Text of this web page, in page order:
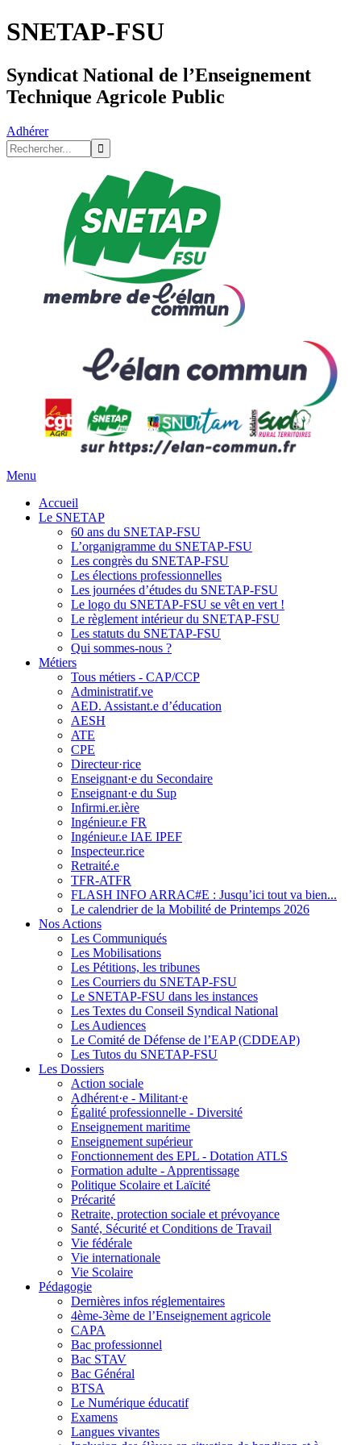
SNETAP-FSU
Syndicat National de l’Enseignement
Technique Agricole Public
Adhérer
Menu
Accueil
Le SNETAP
60 ans du SNETAP-FSU
L’organigramme du SNETAP-FSU
Les congrès du SNETAP-FSU
Les élections professionnelles
Les journées d’études du SNETAP-FSU
Le logo du SNETAP-FSU se vêt en vert !
Le règlement intérieur du SNETAP-FSU
Les statuts du SNETAP-FSU
Qui sommes-nous ?
Métiers
Tous métiers - CAP/CCP
Administratif.ve
AED. Assistant.e d’éducation
AESH
ATE
CPE
Directeur·rice
Enseignant·e du Secondaire
Enseignant·e du Sup
Infirmi.er.ière
Ingénieur.e FR
Ingénieur.e IAE IPEF
Inspecteur.rice
Retraité.e
TFR-ATFR
FLASH INFO ARRAC#E : Jusqu’ici tout va bien...
Le calendrier de la Mobilité de Printemps 2026
Nos Actions
Les Communiqués
Les Mobilisations
Les Pétitions, les tribunes
Les Courriers du SNETAP-FSU
Le SNETAP-FSU dans les instances
Les Textes du Conseil Syndical National
Les Audiences
Le Comité de Défense de l’EAP (CDDEAP)
Les Tutos du SNETAP-FSU
Les Dossiers
Action sociale
Adhérent·e - Militant·e
Égalité professionnelle - Diversité
Enseignement maritime
Enseignement supérieur
Fonctionnement des EPL - Dotation ATLS
Formation adulte - Apprentissage
Politique Scolaire et Laïcité
Précarité
Retraite, protection sociale et prévoyance
Santé, Sécurité et Conditions de Travail
Vie fédérale
Vie internationale
Vie Scolaire
Pédagogie
Dernières infos réglementaires
4ème-3ème de l’Enseignement agricole
CAPA
Bac professionnel
Bac STAV
Bac Général
BTSA
Le Numérique éducatif
Examens
Langues vivantes